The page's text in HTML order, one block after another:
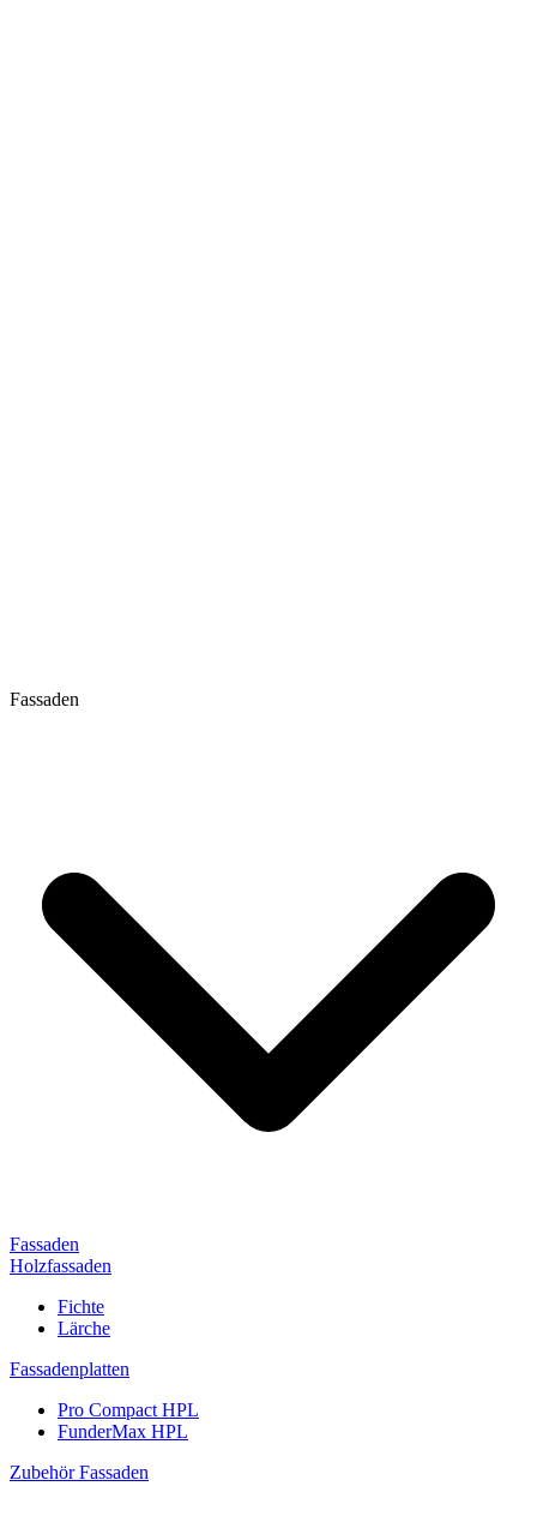
Fassaden
Fassaden
Holzfassaden
Fichte
Lärche
Fassadenplatten
Pro Compact HPL
FunderMax HPL
Zubehör Fassaden